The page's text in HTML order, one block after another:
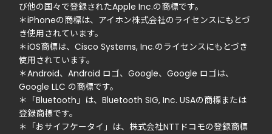
び他の国々で登録されたApple Inc.の商標です。
＊iPhoneの商標は、アイホン株式会社のライセンスにもとづ
き使用されています。
＊iOS商標は、Cisco Systems, Inc.のライセンスにもとづき
使用されています。
＊Android、Android ロゴ、Google、Google ロゴは、
Google LLC の商標です。
＊「Bluetooth」は、Bluetooth SIG, Inc. USAの商標または
登録商標です。
＊「おサイフケータイ」は、株式会社NTTドコモの登録商標